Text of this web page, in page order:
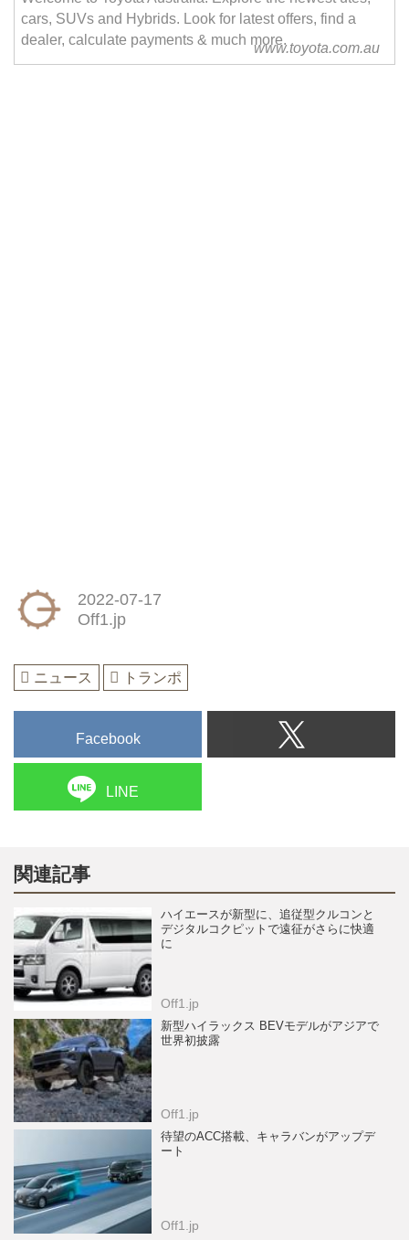
cars, SUVs and Hybrids. Look for latest offers, find a
dealer, calculate payments & much more.
www.toyota.com.au
2022-07-17
Off1.jp
ニュース トランポ
Facebook
LINE
関連記事
ハイエースが新型に、追従型クルコンと
デジタルコクピットで遠征がさらに快適
に
Off1.jp
新型ハイラックス BEVモデルがアジアで
世界初披露
Off1.jp
待望のACC搭載、キャラバンがアップデ
ート
Off1.jp